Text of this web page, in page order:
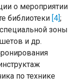
о мероприятии
библиотеки [4];
зоны
и др.
по технике